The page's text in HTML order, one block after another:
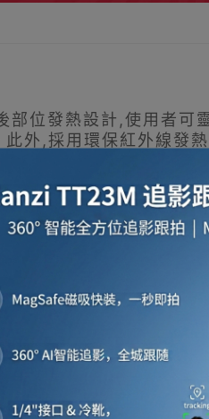
位發熱設計,使用者
外,採用環保紅外線發
水洗和防水功能,體貼